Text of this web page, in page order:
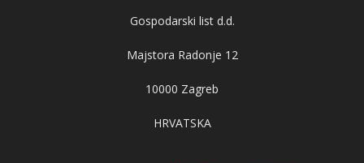
Gospodarski list d.d.
Majstora Radonje 12
10000 Zagreb
HRVATSKA